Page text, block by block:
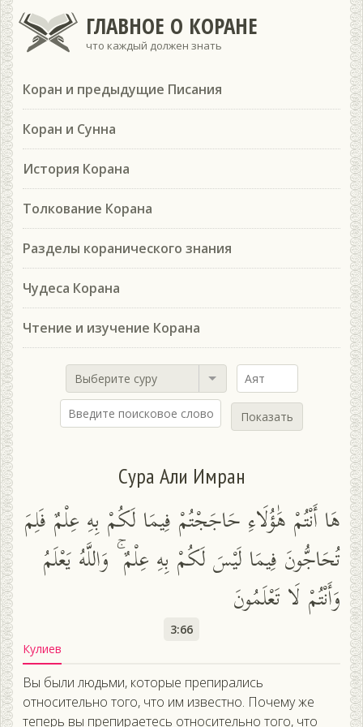
ГЛАВНОЕ О КОРАНЕ
что каждый должен знать
Коран и предыдущие Писания
Коран и Сунна
История Корана
Толкование Корана
Разделы коранического знания
Чудеса Корана
Чтение и изучение Корана
Выберите суру
Показать
Сура Али Имран
هَا أَنْتُمْ هَٰؤُلَاءِ حَاجَجْتُمْ فِيمَا لَكُمْ بِهِ عِلْمٌ فَلِمَ
تُحَاجُّونَ فِيمَا لَيْسَ لَكُمْ بِهِ عِلْمٌ ۚ وَاللَّهُ يَعْلَمُ
وَأَنْتُمْ لَا تَعْلَمُونَ
3:66
Кулиев
Вы были людьми, которые препирались
относительно того, что им известно. Почему же
теперь вы препираетесь относительно того, что